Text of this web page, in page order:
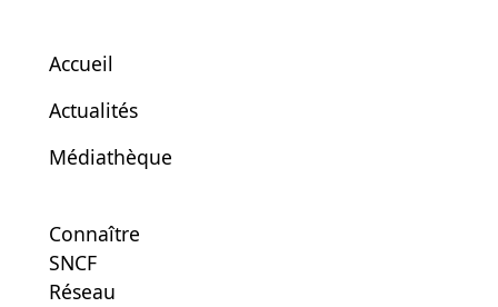
Accueil
Actualités
Médiathèque
Connaître
SNCF
Réseau